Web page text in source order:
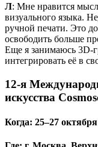
Л: Мне нравится
визуального языка.
ручной печати. Это
освободить больше
Еще я занимаюсь 3D-
интегрировать её в
12-я
искусства
Когда: 25–27